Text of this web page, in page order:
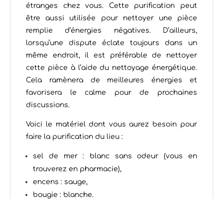
étranges chez vous. Cette purification peut
être aussi utilisée pour nettoyer une pièce
remplie d’énergies négatives. D’ailleurs,
lorsqu’une dispute éclate toujours dans un
même endroit, il est préférable de nettoyer
cette pièce à l’aide du nettoyage énergétique.
Cela ramènera de meilleures énergies et
favorisera le calme pour de prochaines
discussions.
Voici le matériel dont vous aurez besoin pour
faire la purification du lieu :
sel de mer : blanc sans odeur (vous en
trouverez en pharmacie),
encens : sauge,
bougie : blanche.